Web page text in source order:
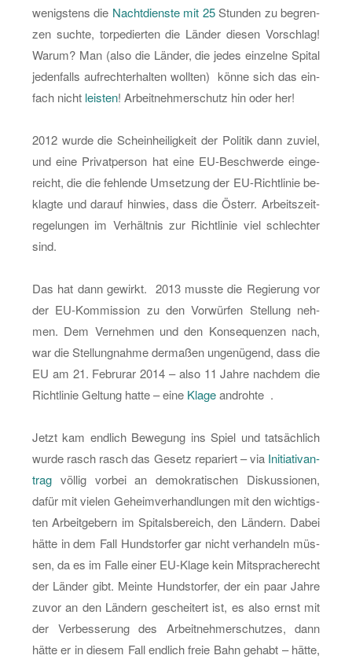
we­nigs­tens die Nacht­diens­te mit 25Stun­den zu be­gren­
zen such­te, tor­pe­dier­ten die Län­der die­sen Vor­schlag!
Warum? Man (also die Län­der, die jedes ein­zel­ne Spi­tal
je­den­falls auf­recht­er­hal­ten woll­ten) könne sich das ein­
fach nicht leis­ten! Ar­beit­neh­mer­schutz hin oder her!
2012 wurde die Schein­hei­lig­keit der Po­li­tik dann zu­viel,
und eine Pri­vat­per­son hat eine EU-Be­schwer­de ein­ge­
reicht, die die feh­len­de Um­set­zung der EU-Richt­li­nie be­
klag­te und dar­auf hin­wies, dass die Ös­terr. Ar­beits­zeit­
re­ge­lun­gen im Ver­hält­nis zur Richt­li­nie viel schlech­ter
sind.
Das hat dann ge­wirkt. 2013 muss­te die Re­gie­rung vor
der EU-Kom­mis­si­on zu den Vor­wür­fen Stel­lung neh­
men. Dem Ver­neh­men und den Kon­se­quen­zen nach,
war die Stel­lung­nah­me der­ma­ßen un­ge­nü­gend, dass die
EU am 21. Fe­brurar 2014 – also 11 Jahre nach­dem die
Richt­li­nie Gel­tung hatte – eine Klagean­droh­te .
Jetzt kam end­lich Be­we­gung ins Spiel und tat­säch­lich
wurde rasch rasch das Ge­setz re­pa­riert – via In­itia­tiv­an­
trag völ­lig vor­bei an de­mo­kra­ti­schen Dis­kus­sio­nen,
dafür mit vie­len Ge­heim­ver­hand­lun­gen mit den wich­tigs­
ten Ar­beit­ge­bern im Spi­tals­be­reich, den Län­dern. Dabei
hätte in dem Fall Hund­stor­fer gar nicht ver­han­deln müs­
sen, da es im Falle einer EU-Kla­ge kein Mit­spra­che­recht
der Län­der gibt. Mein­te Hund­stor­fer, der ein paar Jahre
zuvor an den Län­dern ge­schei­tert ist, es also ernst mit
der Ver­bes­se­rung des Ar­beit­neh­mer­schut­zes, dann
hätte er in die­sem Fall end­lich freie Bahn ge­habt – hätte,